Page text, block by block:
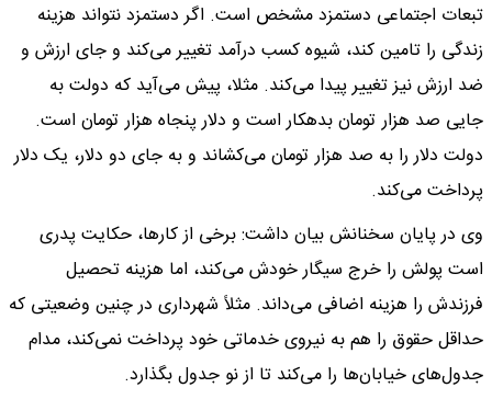
تبعات اجتماعی دستمزد مشخص است. اگر دستمزد نتواند هزینه
زندگی را تامین کند، شیوه کسب درآمد تغییر می‌کند و جای ارزش و
ضد ارزش نیز تغییر پیدا می‌کند. مثلا، پیش می‌آید که دولت به
جایی صد هزار تومان بدهکار است و دلار پنجاه هزار تومان است.
دولت دلار را به صد هزار تومان می‌کشاند و به جای دو دلار، یک دلار
پرداخت می‌کند.
وی در پایان سخنانش بیان داشت: برخی از کارها، حکایت پدری
است پولش را خرج سیگار خودش می‌کند، اما هزینه تحصیل
فرزندش را هزینه اضافی می‌داند. مثلاً شهرداری در چنین وضعیتی که
حداقل حقوق را هم به نیروی خدماتی خود پرداخت نمی‌کند، مدام
جدول‌های خیابان‌ها را می‌کند تا از نو جدول بگذارد.